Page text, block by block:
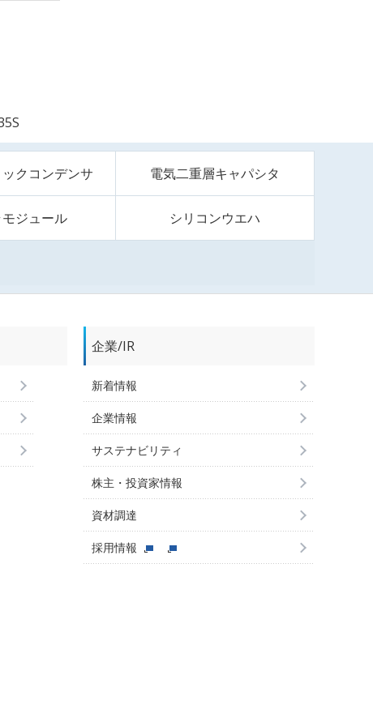
クコンデンサ 電気二重層キャパシタ
ジュール シリコンウエハ
企業/IR
新着情報
企業情報
サステナビリティ
株主・投資家情報
資材調達
採用情報